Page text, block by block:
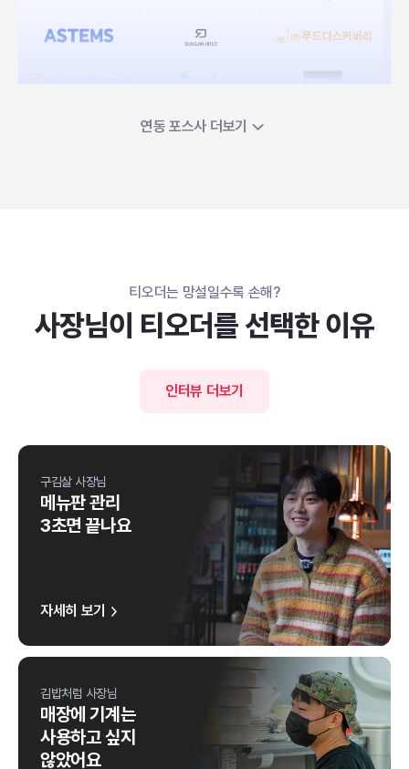
VAN 솔루션
연동 포스사 더보기
티오더는 망설일수록 손해?
사장님이 티오더를 선택한 이유
인터뷰 더보기
구김살 사장님
메뉴판 관리
3초면 끝나요
자세히 보기
김밥처럼 사장님
매장에 기계는
사용하고 싶지
않았어요